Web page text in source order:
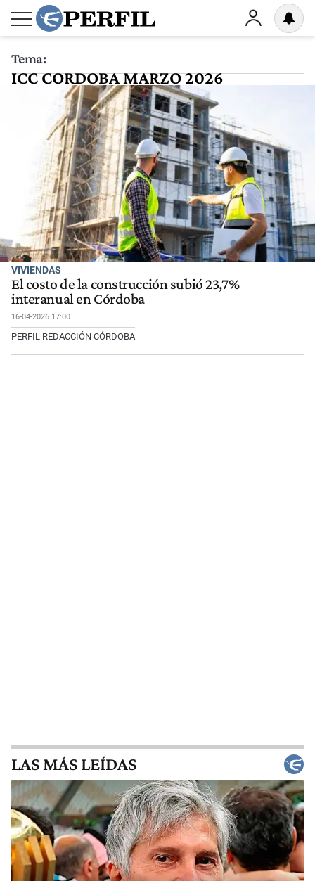
Tema:
ICC CORDOBA MARZO 2026
VIVIENDAS
El costo de la construcción subió 23,7%
interanual en Córdoba
16-04-2026 17:00
PERFIL REDACCIÓN CÓRDOBA
LAS MÁS LEÍDAS